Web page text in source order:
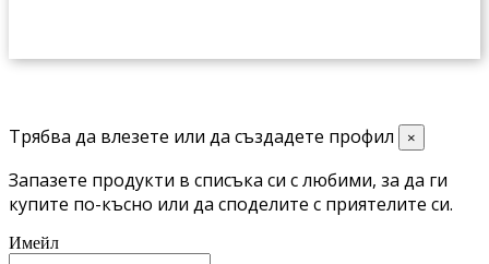
Трябва да влезете или да създадете профил ×
Запазете продукти в списъка си с любими, за да ги
купите по-късно или да споделите с приятелите си.
Имейл